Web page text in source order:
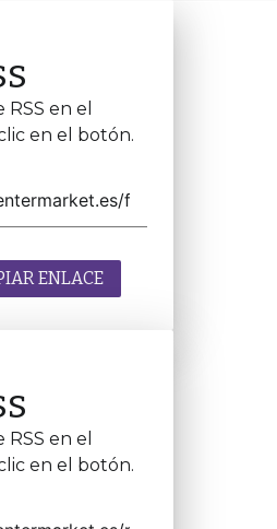
en el
en el botón.
ENLACE
en el
en el botón.